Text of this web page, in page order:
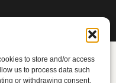
to store and/or access
us to process data such
or withdrawing consent,